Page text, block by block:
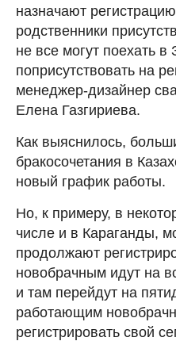
назначают
родственники
не все могут поехать
поприсутствовать на
менеджер-дизайнер
Елена Газгириева.
Как выяснилось,
бракосочетания в
новый график работы.
Но, к примеру, в
числе и в Караганды,
продолжают
новобрачным идут на
и там перейдут на
работающим
регистрировать свой